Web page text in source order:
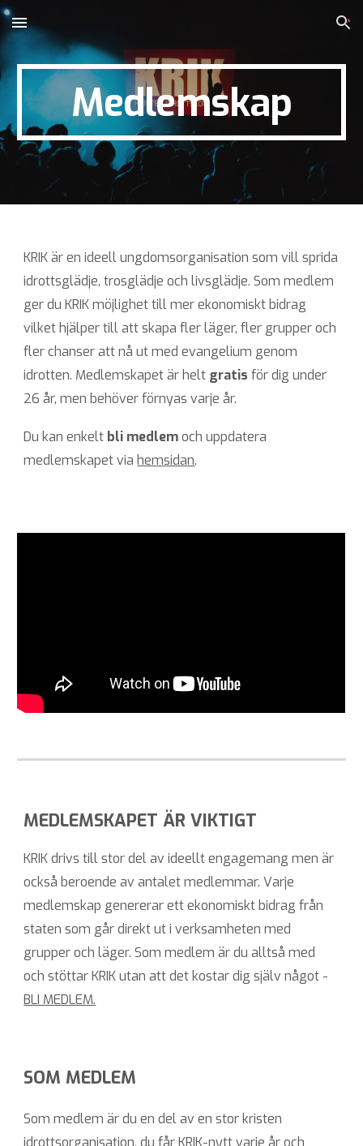
Skip to main content Skip to navigation
Medlemskap
KRIK är en ideell ungdomsorganisation som vill sprida
idrottsglädje, trosglädje och livsglädje. Som medlem
ger du KRIK möjlighet till mer ekonomiskt bidrag
vilket hjälper till att skapa fler läger, fler grupper och
fler chanser att nå ut med evangelium genom
idrotten. Medlemskapet är helt gratis för dig under
26 år, men behöver förnyas varje år.
Du kan enkelt bli medlemoch uppdatera
medlemskapet viahemsidan.
MEDLEMSKAPET ÄR VIKTIGT
KRIK drivs till stor del av ideellt engagemang men är
också beroende av antalet medlemmar. Varje
medlemskap genererar ett ekonomiskt bidrag från
staten som går direkt ut i verksamheten med
grupper och läger. Som medlem är du alltså med
och stöttar KRIK utan att det kostar dig själv något -
BLI MEDLEM.
SOM MEDLEM
Som medlem är du en del av en stor kristen
idrottsorganisation, du får KRIK-nytt varje år och